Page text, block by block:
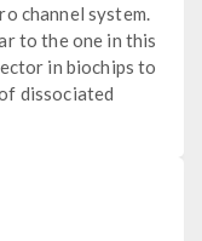
channel system.
to the one in this
in biochips to
dissociated